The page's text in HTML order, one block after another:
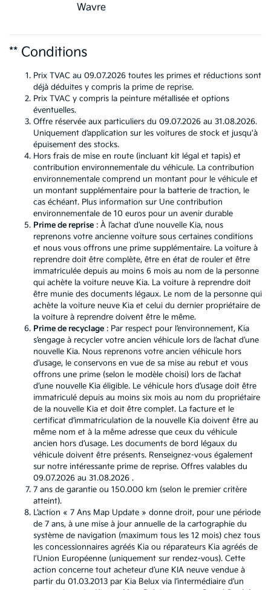
Wavre
** Conditions
Prix TVAC au 09.07.2026 toutes les primes et réductions sont
déjà déduites y compris la prime de reprise.
Prix TVAC y compris la peinture métallisée et options
éventuelles.
Offre réservée aux particuliers du 09.07.2026 au 31.08.2026.
Uniquement d’application sur les voitures de stock et jusqu'à
épuisement des stocks.
Hors frais de mise en route (incluant kit légal et tapis) et
contribution environnementale du véhicule. La contribution
environnementale comprend un montant pour le véhicule et
un montant supplémentaire pour la batterie de traction, le
cas échéant. Plus information sur Une contribution
environnementale de 10 euros pour un avenir durable
Prime de reprise : À l’achat d’une nouvelle Kia, nous
reprenons votre ancienne voiture sous certaines conditions
et nous vous offrons une prime supplémentaire. La voiture à
reprendre doit être complète, être en état de rouler et être
immatriculée depuis au moins 6 mois au nom de la personne
qui achète la voiture neuve Kia. La voiture à reprendre doit
être munie des documents légaux. Le nom de la personne qui
achète la voiture neuve Kia et celui du dernier propriétaire de
la voiture à reprendre doivent être le même.
Prime de recyclage : Par respect pour l’environnement, Kia
s’engage à recycler votre ancien véhicule lors de l’achat d’une
nouvelle Kia. Nous reprenons votre ancien véhicule hors
d’usage, le conservons en vue de sa mise au rebut et vous
offrons une prime (selon le modèle choisi) lors de l’achat
d’une nouvelle Kia éligible. Le véhicule hors d’usage doit être
immatriculé depuis au moins six mois au nom du propriétaire
de la nouvelle Kia et doit être complet. La facture et le
certificat d’immatriculation de la nouvelle Kia doivent être au
même nom et à la même adresse que ceux du véhicule
ancien hors d’usage. Les documents de bord légaux du
véhicule doivent être présents. Renseignez-vous également
sur notre intéressante prime de reprise. Offres valables du
09.07.2026 au 31.08.2026 .
7 ans de garantie ou 150.000 km (selon le premier critère
atteint).
L’action « 7 Ans Map Update » donne droit, pour une période
de 7 ans, à une mise à jour annuelle de la cartographie du
système de navigation (maximum tous les 12 mois) chez tous
les concessionnaires agréés Kia ou réparateurs Kia agréés de
l’Union Européenne (uniquement sur rendez-vous). Cette
action concerne tout acheteur d’une KIA neuve vendue à
partir du 01.03.2013 par Kia Belux via l’intermédiaire d’un